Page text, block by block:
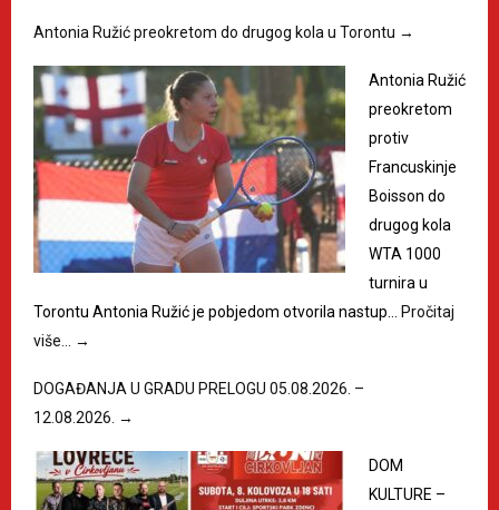
Antonia Ružić preokretom do drugog kola u Torontu →
Antonia Ružić
preokretom
protiv
Francuskinje
Boisson do
drugog kola
WTA 1000
turnira u
Torontu Antonia Ružić je pobjedom otvorila nastup… Pročitaj
više…
→
DOGAĐANJA U GRADU PRELOGU 05.08.2026. –
12.08.2026. →
DOM
KULTURE –